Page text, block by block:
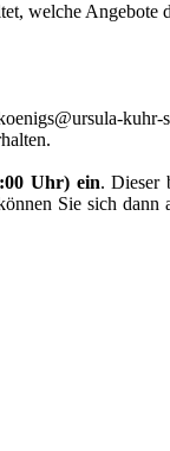
welche Angebote
kuhr-
Uhr) ein. Dieser
Sie sich dann